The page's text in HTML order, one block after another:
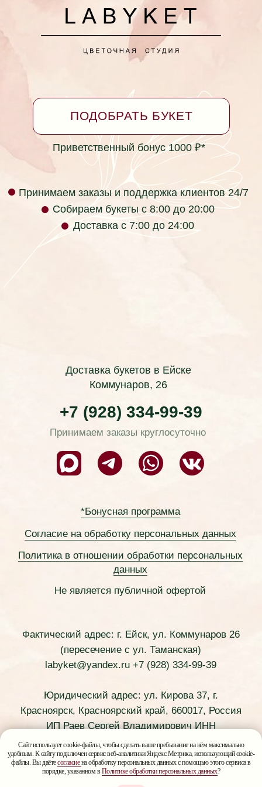
Не является публичной офертой
Политика в отношении обработки персональных
Фактический адрес: г. Ейск, ул. Коммунаров 26
(пересечение с ул. Таманская)
labyket@yandex.ru +7 (928) 334-99-39
Юридический адрес: ул. Кирова 37, г.
Красноярск, Красноярский край, 660017, Россия
236105723034
Телефон компании: +7 (928) 334-99-39
Принимаем заказы круглосуточно
Сайт использует cookie-файлы, чтобы сделать ваше пребывание на нём максимально
удобным. К сайту подключен сервис веб-аналитики Яндекс.Метрика, использующий cookie-
файлы. Вы даётесогласиена обработку персональных данных с помощью этого сервиса в
порядке, указанном вПолитике обработки персональных данных?